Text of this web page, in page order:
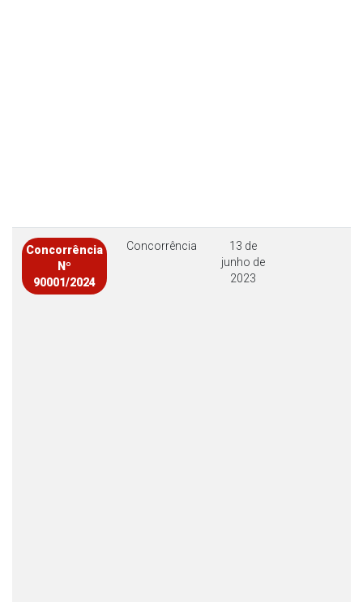
Concorrência
Nº
90001/2024
Concorrência
13 de
junho de
2023